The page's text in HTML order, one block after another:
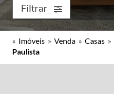
Filtrar
» Imóveis » Venda » Casas »
Paulista